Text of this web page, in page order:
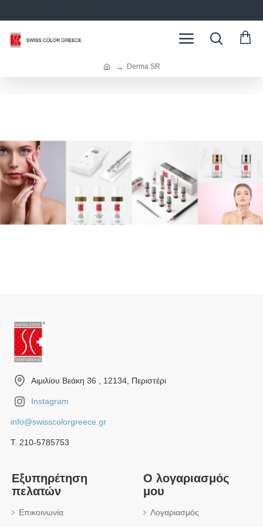
Derma SR
Αιμιλίου Βεάκη 36 , 12134, Περιστέρι
Instagram
info@swisscolorgreece.gr
Τ. 210-5785753
Εξυπηρέτηση
πελατών
Επικοινωνία
Ο λογαριασμός
μου
Λογαριασμός